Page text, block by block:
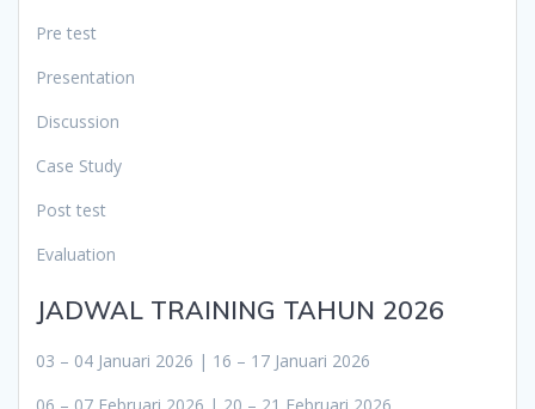
Pre test
Presentation
Discussion
Case Study
Post test
Evaluation
JADWAL TRAINING TAHUN 2026
03 – 04 Januari 2026 | 16 – 17 Januari 2026